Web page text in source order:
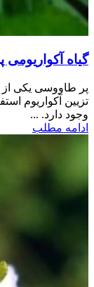
گیاه
پر طاووسی یکی از
تزیین آکواریوم
وجود دارد. ...
ادامه مطلب